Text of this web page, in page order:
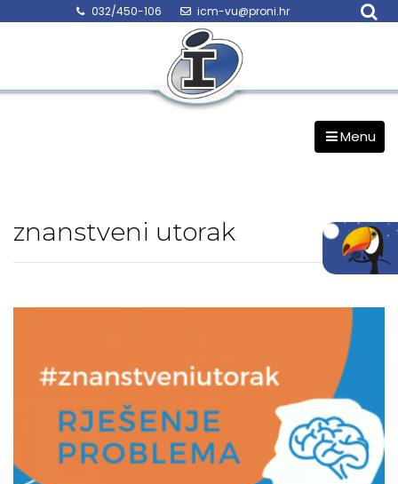
032/450-106 icm-vu@proni.hr
Menu
znanstveni utorak